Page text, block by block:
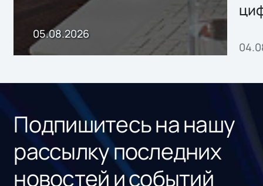
05.08.2026
Подпишитесь на нашу
рассылку последних
новостей и событий